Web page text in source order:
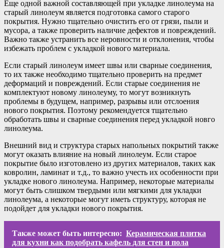
Еще одной важной составляющей при укладке линолеума на
старый линолеум является подготовка самого старого
покрытия. Нужно тщательно очистить его от грязи, пыли и
мусора, а также проверить наличие дефектов и повреждений.
Важно также устранить все неровности и отклонения, чтобы
избежать проблем с укладкой нового материала.
Если старый линолеум имеет швы или сварные соединения,
то их также необходимо тщательно проверить на предмет
деформаций и повреждений. Если старые соединения не
комплектуют новому линолеуму, то могут возникнуть
проблемы в будущем, например, разрывы или отслоения
нового покрытия. Поэтому рекомендуется тщательно
обработать швы и сварные соединения перед укладкой новго
линолеума.
Внешний вид и структура старых напольных покрытий также
могут оказать влияние на новый линолеум. Если старое
покрытие было изготовлено из других материалов, таких как
ковролин, ламинат и т.д., то важно учесть их особенности при
укладке нового линолеума. Например, некоторые материалы
могут быть слишком твердыми или мягкими для укладки
линолеума, а некоторые могут иметь структуру, которая не
подойдет для укладки нового покрытия.
Также может быть интересно: Керамическая плитка
для кухни как подобрать кафель для стен и пола